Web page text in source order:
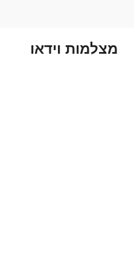
מצלמות וידאו